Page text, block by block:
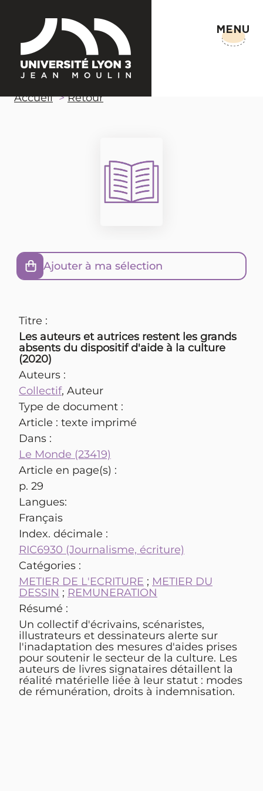
MENU
Accueil Retour
Ajouter à ma sélection
Titre :
Les auteurs et autrices restent les grands
absents du dispositif d'aide à la culture
(2020)
Auteurs :
Collectif, Auteur
Type de document :
Article : texte imprimé
Dans :
Le Monde (23419)
Article en page(s) :
p. 29
Langues:
Français
Index. décimale :
RIC6930 (Journalisme, écriture)
Catégories :
METIER DE L'ECRITURE ; METIER DU
DESSIN ; REMUNERATION
Résumé :
Un collectif d'écrivains, scénaristes,
illustrateurs et dessinateurs alerte sur
l'inadaptation des mesures d'aides prises
pour soutenir le secteur de la culture. Les
auteurs de livres signataires détaillent la
réalité matérielle liée à leur statut : modes
de rémunération, droits à indemnisation.